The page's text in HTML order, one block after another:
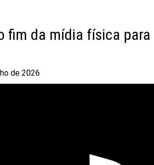
fim da mídia física
de 2026